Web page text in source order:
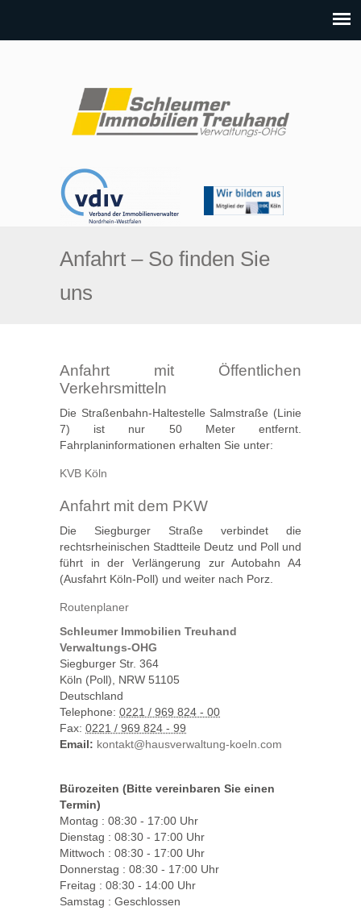
Anfahrt – So finden Sie
uns
Anfahrt mit Öffentlichen
Verkehrsmitteln
Die Straßenbahn-Haltestelle Salmstraße (Linie
7) ist nur 50 Meter entfernt.
Fahrplaninformationen erhalten Sie unter:
KVB Köln
Anfahrt mit dem PKW
Die Siegburger Straße verbindet die
rechtsrheinischen Stadtteile Deutz und Poll und
führt in der Verlängerung zur Autobahn A4
(Ausfahrt Köln-Poll) und weiter nach Porz.
Routenplaner
Schleumer Immobilien Treuhand
Verwaltungs-OHG
Siegburger Str. 364
Köln (Poll)
NRW 51105
Deutschland
Telephone: 0221 / 969 824 - 00
Fax: 0221 / 969 824 - 99
Email: kontakt@hausverwaltung-koeln.com
Bürozeiten (Bitte vereinbaren Sie einen
Termin)
Montag : 08:30 - 17:00 Uhr
Dienstag : 08:30 - 17:00 Uhr
Mittwoch : 08:30 - 17:00 Uhr
Donnerstag : 08:30 - 17:00 Uhr
Freitag : 08:30 - 14:00 Uhr
Samstag : Geschlossen